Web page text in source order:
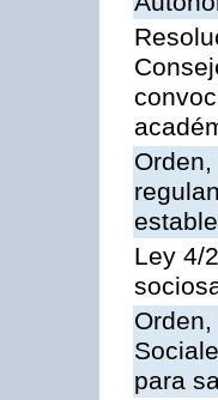
Ley 4/
para